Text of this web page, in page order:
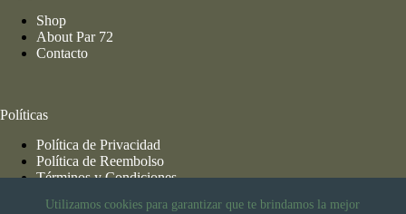
Utilizamos cookies para garantizar que te brindamos la mejor
Shop
About Par 72
Contacto
Políticas
Política de Privacidad
Política de Reembolso
Términos y Condiciones